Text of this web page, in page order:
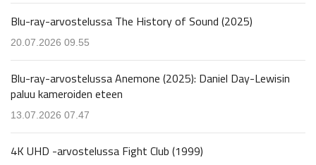
Blu-ray-arvostelussa The History of Sound (2025)
20.07.2026 09.55
Blu-ray-arvostelussa Anemone (2025): Daniel Day-Lewisin
paluu kameroiden eteen
13.07.2026 07.47
4K UHD -arvostelussa Fight Club (1999)